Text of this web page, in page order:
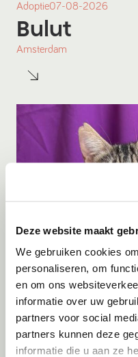
Deze website maakt
We gebruiken cookies
personaliseren, om
en om ons
informatie over uw
partners voor social
partners kunnen deze
informatie die u aan ze
Adoptie07-08-2026
Bulut
Amsterdam
Adoptie 06-08-2026
Julian
Cyprus